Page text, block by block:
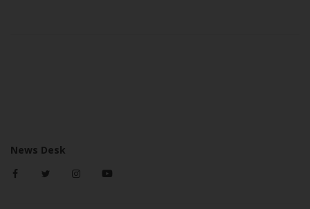
News Desk